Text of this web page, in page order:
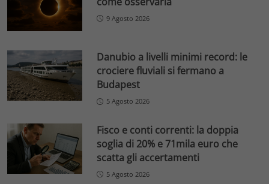
9 Agosto 2026
Danubio a livelli minimi record: le
crociere fluviali si fermano a
Budapest
5 Agosto 2026
Fisco e conti correnti: la doppia
soglia di 20% e 71mila euro che
scatta gli accertamenti
5 Agosto 2026